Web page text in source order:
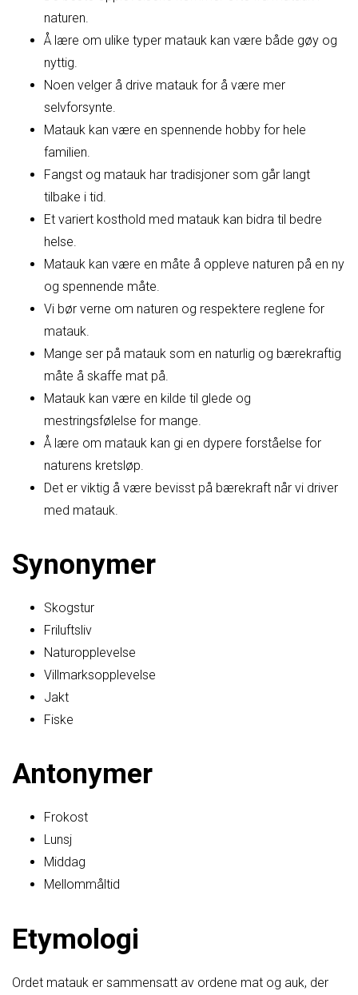
naturen.
Å lære om ulike typer matauk kan være både gøy og
nyttig.
Noen velger å drive matauk for å være mer
selvforsynte.
Matauk kan være en spennende hobby for hele
familien.
Fangst og matauk har tradisjoner som går langt
tilbake i tid.
Et variert kosthold med matauk kan bidra til bedre
helse.
Matauk kan være en måte å oppleve naturen på en ny
og spennende måte.
Vi bør verne om naturen og respektere reglene for
matauk.
Mange ser på matauk som en naturlig og bærekraftig
måte å skaffe mat på.
Matauk kan være en kilde til glede og
mestringsfølelse for mange.
Å lære om matauk kan gi en dypere forståelse for
naturens kretsløp.
Det er viktig å være bevisst på bærekraft når vi driver
med matauk.
Synonymer
Skogstur
Friluftsliv
Naturopplevelse
Villmarksopplevelse
Jakt
Fiske
Antonymer
Frokost
Lunsj
Middag
Mellommåltid
Etymologi
Ordet matauk er sammensatt av ordene mat og auk, der